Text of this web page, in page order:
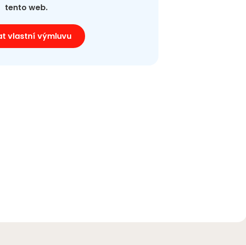
tento web.
vlastní výmluvu